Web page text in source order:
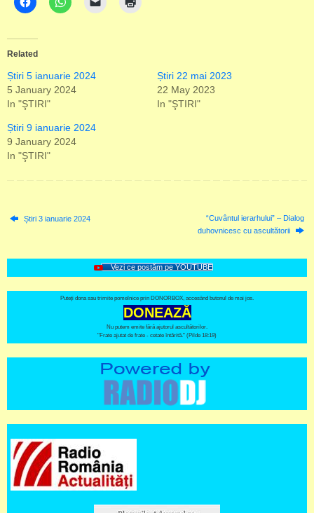
Related
Știri 5 ianuarie 2024
5 January 2024
In "ŞTIRI"
Știri 22 mai 2023
22 May 2023
In "ŞTIRI"
Știri 9 ianuarie 2024
9 January 2024
In "ŞTIRI"
Știri 3 ianuarie 2024
“Cuvântul ierarhului” – Dialog
duhovnicesc cu ascultătorii
Vezi ce postăm pe YOUTUBE
Puteți dona sau trimite pomelnice prin DONORBOX, accesând butonul de mai jos.
DONEAZĂ
Nu putem emite fără ajutorul ascultătorilor.
"Frate ajutat de frate - cetate întărită." (Pilde 18:19)